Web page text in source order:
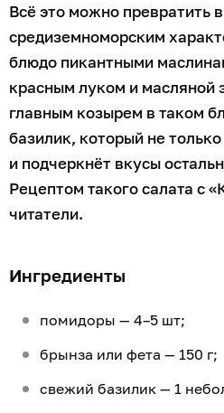
Всё это можно превратить
средиземноморским
блюдо пикантными
красным луком и масляной
главным козырем в таком
базилик, который не
и подчеркнёт вкусы
Рецептом такого салата с
читатели.
Ингредиенты
помидоры — 4–5 шт;
брынза или фета — 150 г;
свежий базилик — 1